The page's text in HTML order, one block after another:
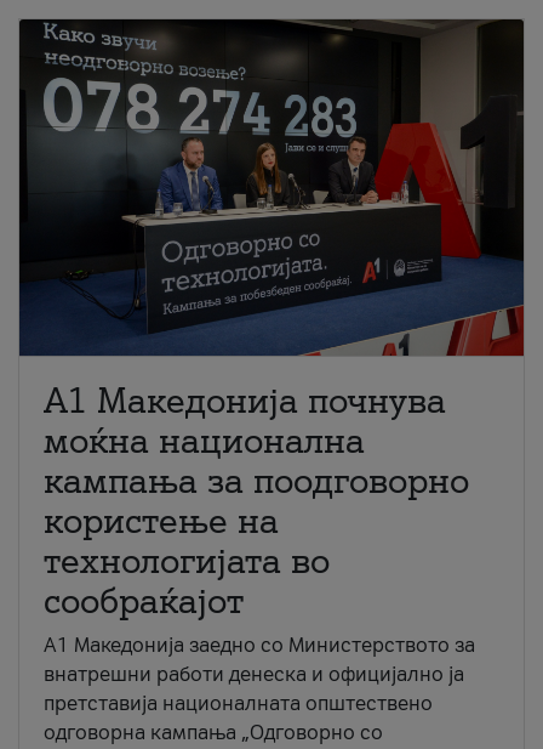
A1 Македонија почнува
моќна национална
кампања за поодговорно
користење на
технологијата во
сообраќајот
A1 Македонија заедно со Министерството за
внатрешни работи денеска и официјално ја
претставија националната општествено
одговорна кампања „Одговорно со